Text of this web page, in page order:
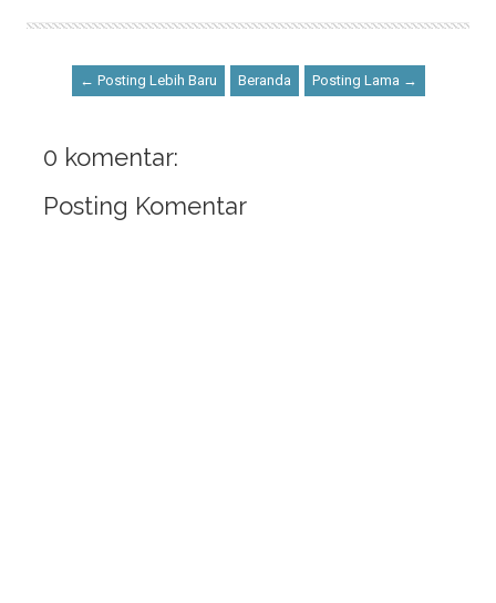
← Posting Lebih Baru Beranda Posting Lama →
0 komentar:
Posting Komentar